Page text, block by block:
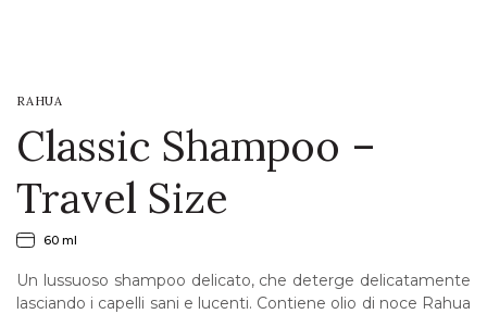
RAHUA
Classic Shampoo –
Travel Size
60 ml
Un lussuoso shampoo delicato, che deterge delicatamente
lasciando i capelli sani e lucenti. Contiene olio di noce Rahua